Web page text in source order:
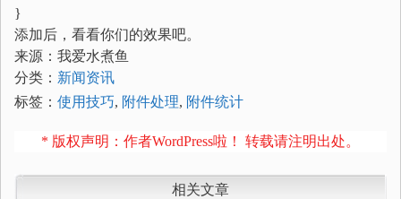
}
添加后，看看你们的效果吧。
来源：我爱水煮鱼
分类： 新闻资讯
标签： 使用技巧, 附件处理, 附件统计
* 版权声明：作者WordPress啦！ 转载请注明出处。
相关文章